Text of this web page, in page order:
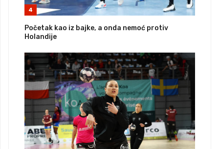
4
Početak kao iz bajke, a onda nemoć protiv
Holandije